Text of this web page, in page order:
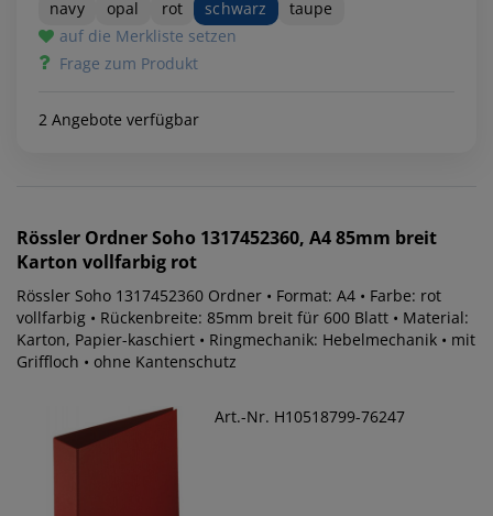
navy
opal rot schwarz
taupe
auf die Merkliste setzen
Frage zum Produkt
2 Angebote verfügbar
Rössler Ordner Soho 1317452360, A4 85mm breit
Karton vollfarbig rot
Rössler Soho 1317452360 Ordner • Format: A4 • Farbe: rot
vollfarbig • Rückenbreite: 85mm breit für 600 Blatt • Material:
Karton, Papier-kaschiert • Ringmechanik: Hebelmechanik • mit
Griffloch • ohne Kantenschutz
Art.-Nr. H10518799-76247